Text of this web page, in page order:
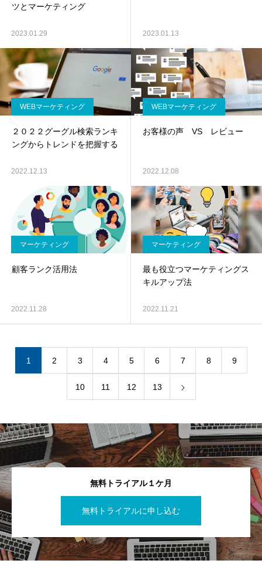
ツとマーケティング
2023.01.29 2023.01.13
WEBマーケティング
２０２２グーグル検索ランキ
ングからトレンドを把握する
2022.12.13
WEBマーケティング
お客様の声 VS レビュー
2022.12.08
マーケティング
顧客ランク活用法
2022.11.28
マーケティング
最も役立つマーケティングス
キルアップ法
2022.11.21
1 2 3 4 5 6 7 8 9
10 11 12 13
無料トライアル１ケ月
無料トライアルに申し込む